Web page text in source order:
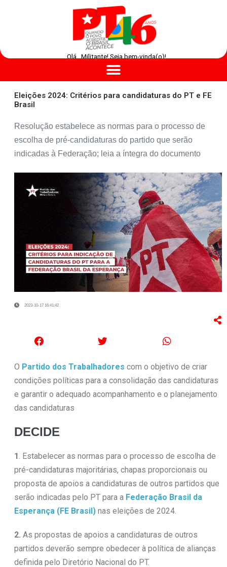
Olá , Militante! Seja bem-vinda(o)!
Eleições 2024: Critérios para candidaturas do PT e FE
Brasil
Resolução estabelece as normas para o processo de
escolha de pré-candidaturas do partido que serão
indicadas à Federação; leia a íntegra do documento
2023-10-17 16:41:42
O Partido dos Trabalhadores com o objetivo de criar
condições políticas para a consolidação das candidaturas
e garantir o adequado acompanhamento e o planejamento
das candidaturas
DECIDE
1. Estabelecer as normas para o processo de escolha de
pré-candidaturas majoritárias, chapas proporcionais ou
proposta de apoios a candidaturas de outros partidos que
serão indicadas pelo PT para a Federação Brasil da
Esperança (FE Brasil)nas eleições de 2024.
2. As propostas de apoios a candidaturas de outros
partidos deverão sempre obedecer à política de alianças
definida pelo Diretório Nacional do PT.